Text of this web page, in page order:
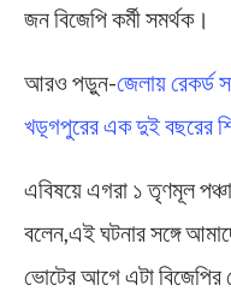
জন বিজেপি কর্মী সমর্থক।
আরও পড়ুন-জেলায় রেকর্ড
খড়্গপুরের এক দুই বছরের
এবিষয়ে এগরা ১ তৃণমূল
বলেন,এই ঘটনার সঙ্গে
ভোটের আগে এটা বিজেপির